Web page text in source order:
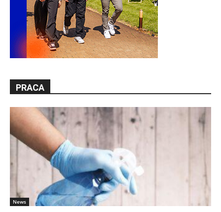
PRACA
News